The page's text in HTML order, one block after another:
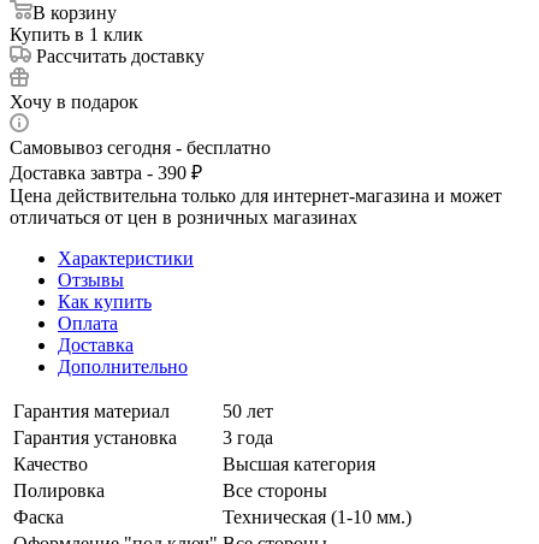
В корзину
Купить в 1 клик
Рассчитать доставку
Хочу в подарок
Самовывоз сегодня - бесплатно
Доставка завтра - 390 ₽
Цена действительна только для интернет-магазина и может
отличаться от цен в розничных магазинах
Характеристики
Отзывы
Как купить
Оплата
Доставка
Дополнительно
Гарантия материал
50 лет
Гарантия установка
3 года
Качество
Высшая категория
Полировка
Все стороны
Фаска
Техническая (1-10 мм.)